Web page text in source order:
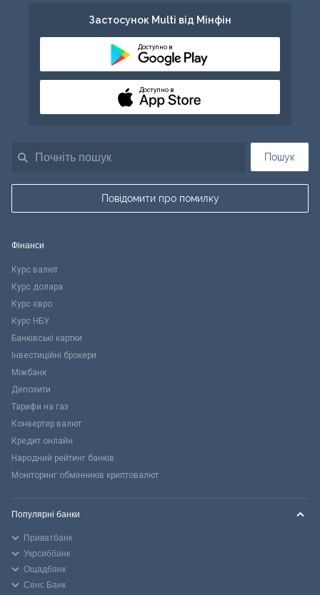
Пошук
Повідомити про помилку
Застосунок Multi від Мінфін
Доступно в
Доступно в
Фінанси
Курс валют
Курс долара
Курс євро
Курс НБУ
Банківські картки
Інвестиційні брокери
Міжбанк
Депозити
Тарифи на газ
Конвертер валют
Кредит онлайн
Народний рейтинг банків
Моніторинг обмінників криптовалют
Популярні банки
Приватбанк
Укрсиббанк
Ощадбанк
Сенс Банк